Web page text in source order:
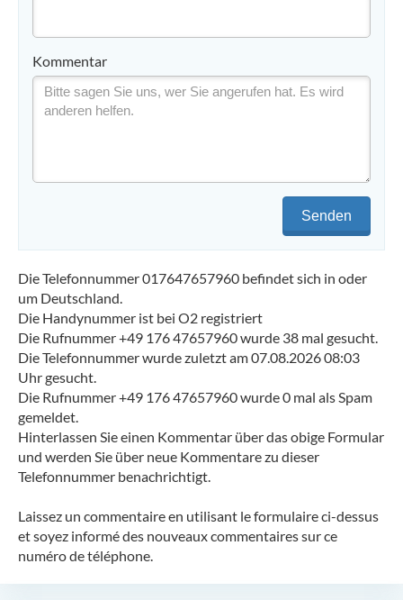
Kommentar
Senden
Die Telefonnummer 017647657960 befindet sich in oder
um Deutschland.
Die Handynummer ist bei O2 registriert
Die Rufnummer +49 176 47657960 wurde 38 mal gesucht.
Die Telefonnummer wurde zuletzt am 07.08.2026 08:03
Uhr gesucht.
Die Rufnummer +49 176 47657960 wurde 0 mal als Spam
gemeldet.
Hinterlassen Sie einen Kommentar über das obige Formular
und werden Sie über neue Kommentare zu dieser
Telefonnummer benachrichtigt.
Laissez un commentaire en utilisant le formulaire ci-dessus
et soyez informé des nouveaux commentaires sur ce
numéro de téléphone.